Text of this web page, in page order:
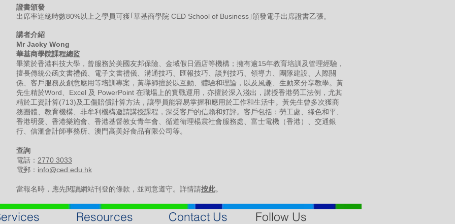
證書頒發
出席率達總時數80%以上之學員可獲｢華基商學院 CED School of Business｣頒發電子出席證書乙張。
講者介紹
Mr Jacky Wong
華基商學院課程總監
畢業於香港科技大學，曾服務於美國友邦保險、金域假日酒店等機構；擁有逾15年教育培訓及管理經驗，
擅長傳統公函文書禮儀、電子文書禮儀、溝通技巧、匯報技巧、談判技巧、領導力、團隊建設、人際關
係、客戶服務及創意應用等培訓專案，黃導師擅於以互動、體驗和理論，以及風趣、生動來分享教學。黃
先生精於Word、Excel 及 PowerPoint 在職場上的實戰運用，亦擅於深入淺出，講授香港勞工法例，尤其
精於工資計算(713)及工傷賠償計算方法，讓學員能容易掌握和應用於工作和生活中。黃先生曾多次獲商
務團體、教育機構、非牟利機構邀請講授課程，深受客戶的信賴和好評。客戶包括：勞工處、綠色和平、
香港明愛、香港樂施會、香港基督教女青年會、循道衛理楊震社會服務處、富士電機（香港）、交通銀
行、信滙會計師事務所、澳門高美好食品有限公司等。
查詢
電話： 2770 3033
電郵： info@ced.edu.hk
當報名時，應先閱讀網站刊登的條款，並同意遵守。詳情請按此。
Resources Contact Us Follow Us